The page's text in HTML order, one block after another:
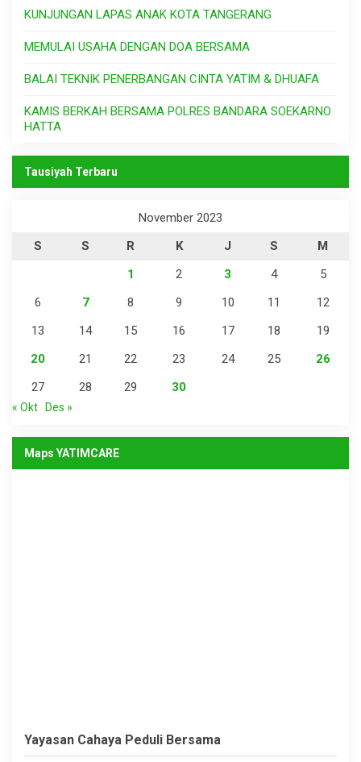
KUNJUNGAN LAPAS ANAK KOTA TANGERANG
MEMULAI USAHA DENGAN DOA BERSAMA
BALAI TEKNIK PENERBANGAN CINTA YATIM & DHUAFA
KAMIS BERKAH BERSAMA POLRES BANDARA SOEKARNO
HATTA
Tausiyah Terbaru
November 2023
S
S R K J S
M
1
2 3 4
5
6
7 8 9 10 11
12
13
14 15 16 17 18
19
20
21 22 23 24 25
26
27
28 29 30
« Okt Des »
Maps YATIMCARE
Yayasan Cahaya Peduli Bersama